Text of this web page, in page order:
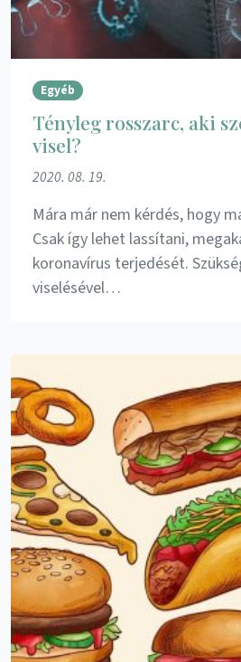
Egyéb
Tényleg rosszarc, aki
visel?
2020. 08. 19.
Mára már nem kérdés, hogy
Csak így lehet lassítani,
koronavírus terjedését.
viselésével…